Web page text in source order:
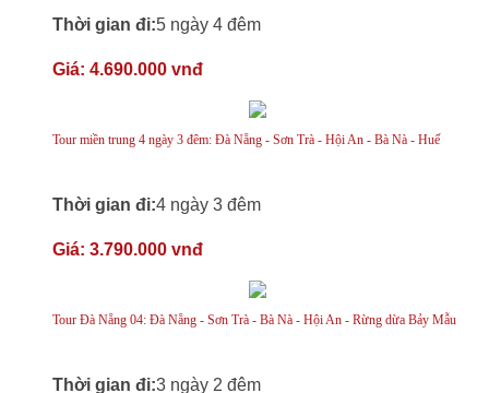
Thời gian đi:5 ngày 4 đêm
Giá: 4.690.000 vnđ
Tour miền trung 4 ngày 3 đêm: Đà Nẵng - Sơn Trà - Hội An - Bà Nà - Huế
Thời gian đi:4 ngày 3 đêm
Giá: 3.790.000 vnđ
Tour Đà Nẵng 04: Đà Nẵng - Sơn Trà - Bà Nà - Hội An - Rừng dừa Bảy Mẫu
Thời gian đi:3 ngày 2 đêm